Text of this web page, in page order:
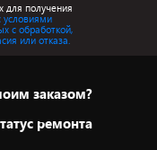
для получения
условиями
с обработкой,
или отказа.
заказом?
ремонта